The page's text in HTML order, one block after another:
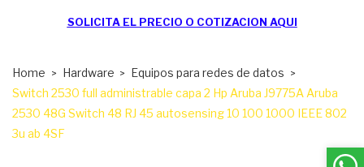
SOLICITA EL PRECIO O COTIZACION AQUI
Home Hardware
Equipos para redes de datos
Switch 2530 full administrable capa 2 Hp Aruba J9775A Aruba
2530 48G Switch 48 RJ 45 autosensing 10 100 1000 IEEE 802
3u ab 4SF